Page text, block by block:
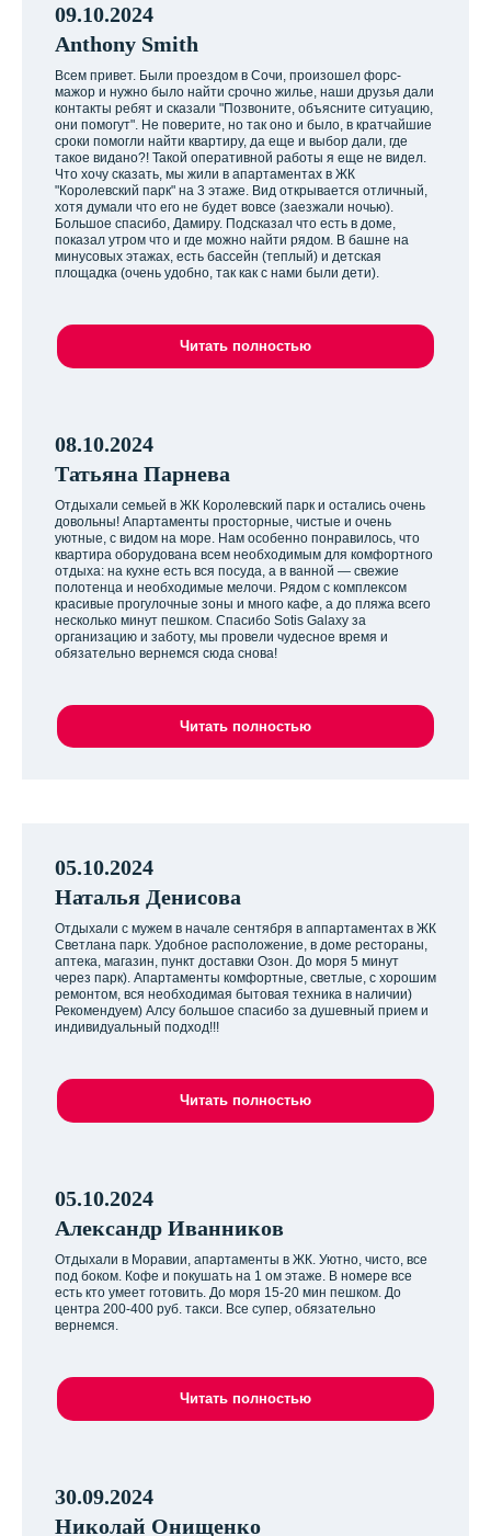
09.10.2024
Anthony Smith
Всем привет. Были проездом в Сочи, произошел форс-
мажор и нужно было найти срочно жилье, наши друзья дали
контакты ребят и сказали "Позвоните, объясните ситуацию,
они помогут". Не поверите, но так оно и было, в кратчайшие
сроки помогли найти квартиру, да еще и выбор дали, где
такое видано?! Такой оперативной работы я еще не видел.
Что хочу сказать, мы жили в апартаментах в ЖК
"Королевский парк" на 3 этаже. Вид открывается отличный,
хотя думали что его не будет вовсе (заезжали ночью).
Большое спасибо, Дамиру. Подсказал что есть в доме,
показал утром что и где можно найти рядом. В башне на
минусовых этажах, есть бассейн (теплый) и детская
площадка (очень удобно, так как с нами были дети).
Читать полностью
08.10.2024
Татьяна Парнева
Отдыхали семьей в ЖК Королевский парк и остались очень
довольны! Апартаменты просторные, чистые и очень
уютные, с видом на море. Нам особенно понравилось, что
квартира оборудована всем необходимым для комфортного
отдыха: на кухне есть вся посуда, а в ванной — свежие
полотенца и необходимые мелочи. Рядом с комплексом
красивые прогулочные зоны и много кафе, а до пляжа всего
несколько минут пешком. Спасибо Sotis Galaxy за
организацию и заботу, мы провели чудесное время и
обязательно вернемся сюда снова!
Читать полностью
05.10.2024
Наталья Денисова
Отдыхали с мужем в начале сентября в аппартаментах в ЖК
Светлана парк. Удобное расположение, в доме рестораны,
аптека, магазин, пункт доставки Озон. До моря 5 минут
через парк). Апартаменты комфортные, светлые, с хорошим
ремонтом, вся необходимая бытовая техника в наличии)
Рекомендуем) Алсу большое спасибо за душевный прием и
индивидуальный подход!!!
Читать полностью
05.10.2024
Александр Иванников
Отдыхали в Моравии, апартаменты в ЖК. Уютно, чисто, все
под боком. Кофе и покушать на 1 ом этаже. В номере все
есть кто умеет готовить. До моря 15-20 мин пешком. До
центра 200-400 руб. такси. Все супер, обязательно
вернемся.
Читать полностью
30.09.2024
Николай Онищенко